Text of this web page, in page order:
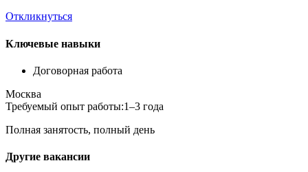
Откликнуться
Ключевые навыки
Договорная работа
Москва
Требуемый опыт работы:1–3 года
Полная занятость, полный день
Другие вакансии